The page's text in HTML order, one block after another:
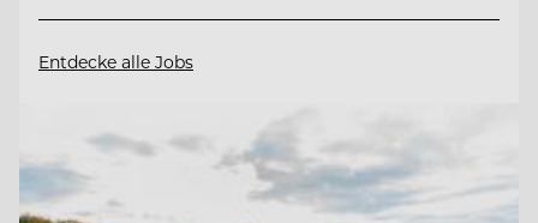
Entdecke alle Jobs